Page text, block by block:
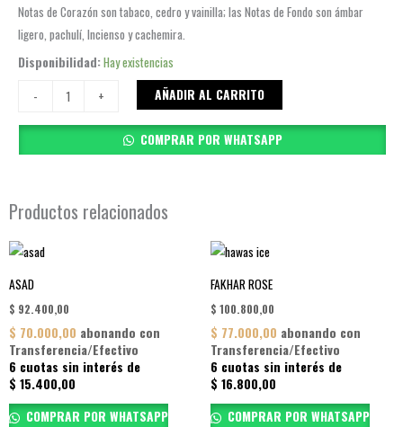
Notas de Corazón son tabaco, cedro y vainilla; las Notas de Fondo son ámbar
ligero, pachulí, Incienso y cachemira.
Disponibilidad:Hay existencias
-
ASAD
+ AÑADIR AL CARRITO
COMPRAR POR WHATSAPP
Productos relacionados
ASAD
$ 92.400,00
$ 70.000,00 abonando con
Transferencia/Efectivo
6 cuotas sin interés de
$ 15.400,00
COMPRAR POR WHATSAPP
FAKHAR ROSE
$ 100.800,00
$ 77.000,00 abonando con
Transferencia/Efectivo
6 cuotas sin interés de
$ 16.800,00
COMPRAR POR WHATSAPP